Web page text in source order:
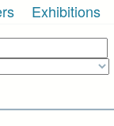
Exhibitions